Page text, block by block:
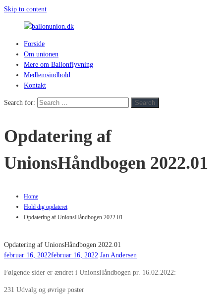
Skip to content
ballonunion.dk
hvad
blæser
Forside
Om unionen
Mere om Ballonflyvning
Medlemsindhold
Kontakt
Search for: Search
Opdatering af
UnionsHåndbogen 2022.01
Home
Hold dig opdateret
Opdatering af UnionsHåndbogen 2022.01
Opdatering af UnionsHåndbogen 2022.01
februar 16, 2022februar 16, 2022 Jan Andersen
Følgende sider er ændret i UnionsHåndbogen pr. 16.02.2022:
231 Udvalg og øvrige poster